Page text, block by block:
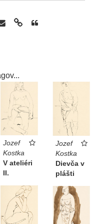
Jozef
Kostka
V ateliéri
II.
Jozef
Kostka
Dievča v
plášti